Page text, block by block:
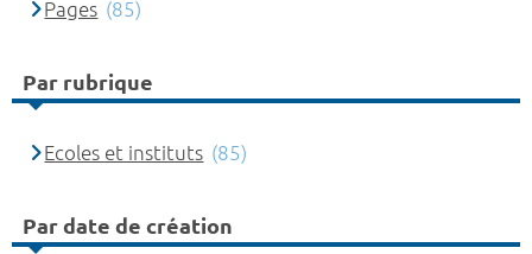
Pages (85)
Par rubrique
Ecoles et instituts (85)
Par date de création